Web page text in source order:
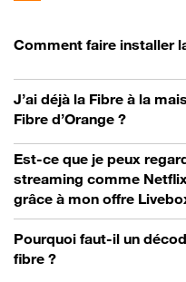
Comment faire installer
J’ai déjà la Fibre à la
Fibre d’Orange ?
Est-ce que je peux
streaming comme
grâce à mon offre
Pourquoi faut-il un
fibre ?